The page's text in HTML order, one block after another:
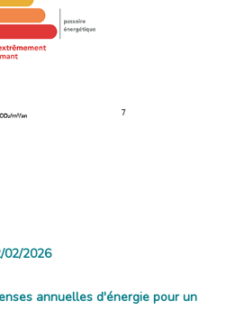
7
02/2026
annuelles d'énergie pour un